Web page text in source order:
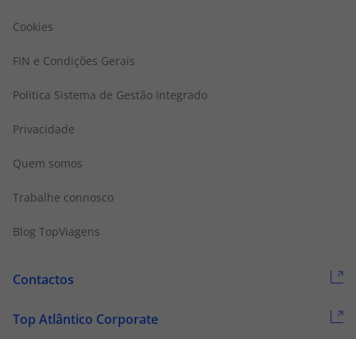
Cookies
FIN e Condições Gerais
Politica Sistema de Gestão Integrado
Privacidade
Quem somos
Trabalhe connosco
Blog TopViagens
Contactos
Top Atlântico Corporate